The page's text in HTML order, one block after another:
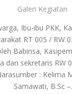
Galeri Kegiatan
Ibu-ibu PKK,
RT 005 / RW
Babinsa,
dan sekretaris RW
: Kelima
Samawati, B.Sc